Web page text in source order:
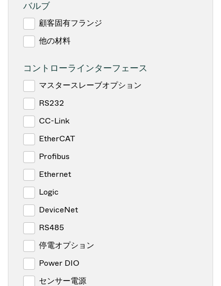
バルブ
顧客固有フランジ
他の材料
コントローラインターフェース
マスタースレーブオプション
RS232
CC-Link
EtherCAT
Profibus
Ethernet
Logic
DeviceNet
RS485
停電オプション
Power DIO
センサー電源